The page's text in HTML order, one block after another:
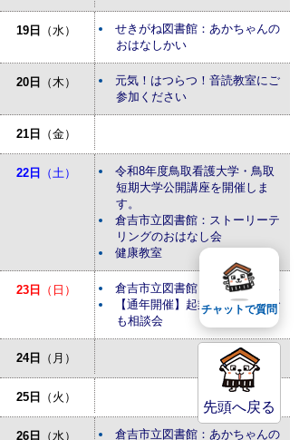
19日 （水）
せきがね図書館：あかちゃんの
おはなしかい
20日 （木）
元気！はつらつ！音読教室にご
参加ください
21日 （金）
22日 （土）
令和8年度鳥取看護大学・鳥取
短期大学公開講座を開催しま
す。
倉吉市立図書館：ストーリーテ
リングのおはなし会
健康教室
23日 （日）
倉吉市立図書館：おはなしかい
【通年開催】起業・経営なんで
も相談会
24日 （月）
25日 （火）
26日 （水）
倉吉市立図書館：あかちゃんの
先頭へ戻る
チャットで質問